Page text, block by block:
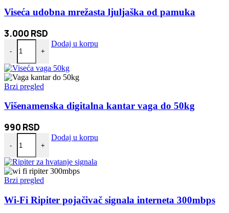
Viseća udobna mrežasta ljuljaška od pamuka
3.000 RSD
-
Viseća udobna mrežasta ljuljaška od pamuka količina
+
Dodaj u korpu
Brzi pregled
Višenamenska digitalna kantar vaga do 50kg
990 RSD
-
Višenamenska digitalna kantar vaga do 50kg količina
+
Dodaj u korpu
Brzi pregled
Wi-Fi Ripiter pojačivač signala interneta 300mbps